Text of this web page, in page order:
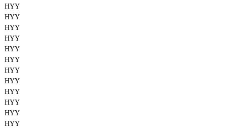
HYY
HYY
HYY
HYY
HYY
HYY
HYY
HYY
HYY
HYY
HYY
HYY